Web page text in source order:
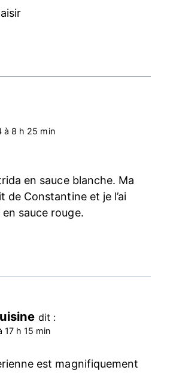
à 8 h 25 min
en sauce blanche. Ma
de Constantine et je l’ai
sauce rouge.
dit :
17 h 15 min
est magnifiquement